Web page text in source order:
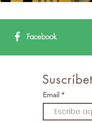
Facebook
Email